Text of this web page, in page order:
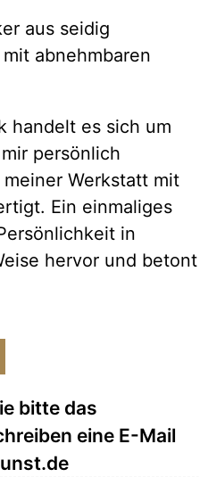
aus seidig
abnehmbaren
handelt es sich um
persönlich
Werkstatt mit
Ein einmaliges
in
hervor und betont